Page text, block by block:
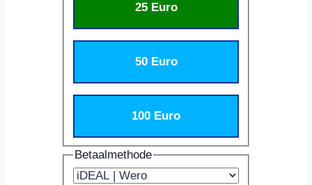
25 Euro
50 Euro
100 Euro
Betaalmethode